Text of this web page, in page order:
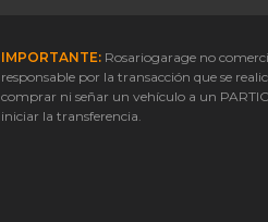
IMPORTANTE:Rosariogarage no
responsable por la transacción que se
comprar ni señar un vehículo a un
iniciar la transferencia.